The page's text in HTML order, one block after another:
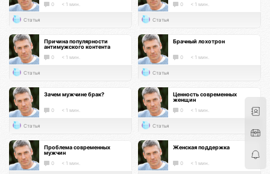
0 < 1 мин.
Статья
0 < 1 мин.
Статья
Причина популярности
антимужского контента
0 < 1 мин.
Статья
Брачный лохотрон
0 < 1 мин.
Статья
Зачем мужчине брак?
0 < 1 мин.
Статья
Ценность современных
женщин
0 < 1 мин.
Статья
Проблема современных
мужчин
0 < 1 мин.
Женская поддержка
0 < 1 мин.